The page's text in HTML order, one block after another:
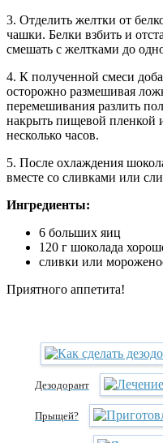
3. Отделить желтки от
чашки. Белки взбить и
смешать с желтками до
4. К полученной смеси
осторожно размешивая
перемешивания разлить
накрыть пищевой пленкой
несколько часов.
5. После охлаждения
вместе со сливками или
Ингредиенты:
6 больших яиц
120 г шоколада
сливки или
Приятного аппетита!
Дезодорант
Прыщей?